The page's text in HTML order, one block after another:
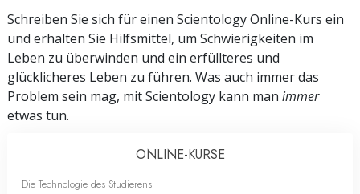
Schreiben Sie sich für einen Scientology Online-Kurs ein
und erhalten Sie Hilfsmittel, um Schwierigkeiten im
Leben zu überwinden und ein erfüllteres und
glücklicheres Leben zu führen. Was auch immer das
Problem sein mag, mit Scientology kann man immer
etwas tun.
ONLINE-KURSE
Die Technologie des Studierens